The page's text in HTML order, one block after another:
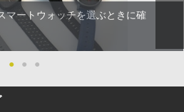
マートウォッチを選ぶときに確
● ● ●